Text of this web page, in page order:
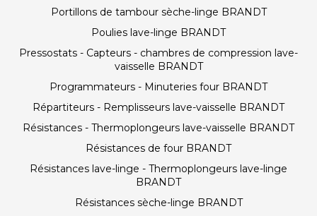
Portillons de tambour sèche-linge BRANDT
Poulies lave-linge BRANDT
Pressostats - Capteurs - chambres de compression lave-
vaisselle BRANDT
Programmateurs - Minuteries four BRANDT
Répartiteurs - Remplisseurs lave-vaisselle BRANDT
Résistances - Thermoplongeurs lave-vaisselle BRANDT
Résistances de four BRANDT
Résistances lave-linge - Thermoplongeurs lave-linge
BRANDT
Résistances sèche-linge BRANDT